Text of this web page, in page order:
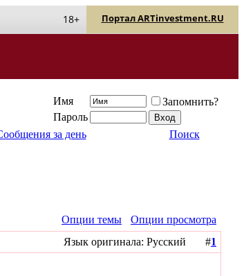
Портал ARTinvestment.RU
18+
Имя
Запомнить?
Пароль
за день Поиск
Опции темы
Опции просмотра
Язык оригинала: Русский #1